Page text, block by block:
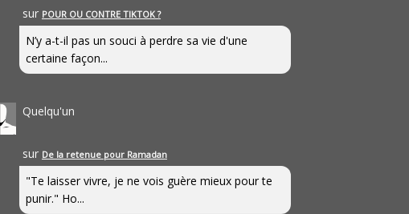
sur POUR OU CONTRE TIKTOK ?
N’y a-t-il pas un souci à perdre sa vie d'une
certaine façon...
Quelqu'un
sur De la retenue pour Ramadan
"Te laisser vivre, je ne vois guère mieux pour te
punir." Ho...